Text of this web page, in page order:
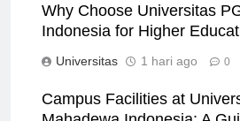
Why Choose Universitas
Indonesia for Higher
Universitas 1 hari ago 0
Campus Facilities at